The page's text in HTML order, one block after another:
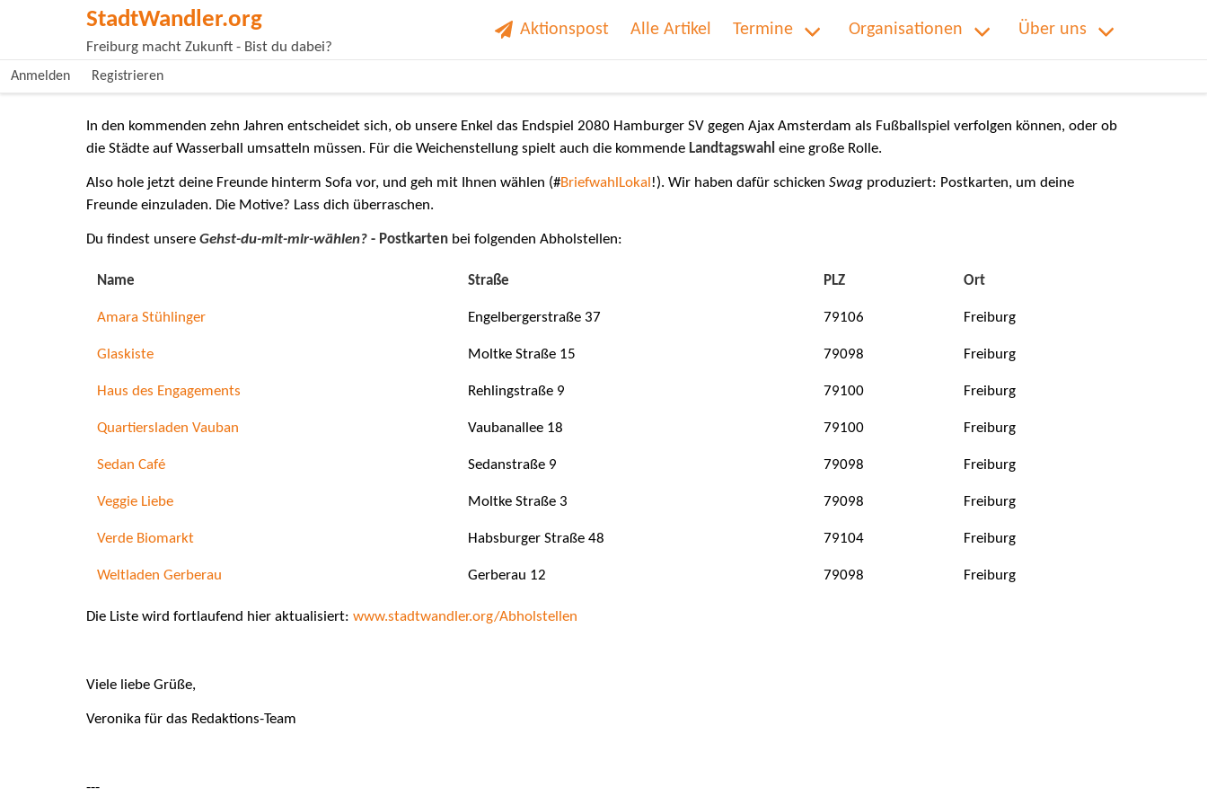
StadtWandler.org
Freiburg macht Zukunft - Bist du dabei?
Aktionspost Alle Artikel Termine Organisationen Über uns
Anmelden Registrieren
In den kommenden zehn Jahren entscheidet sich, ob unsere Enkel das Endspiel 2080 Hamburger SV gegen Ajax Amsterdam als Fußballspiel verfolgen können, oder ob
die Städte auf Wasserball umsatteln müssen. Für die Weichenstellung spielt auch die kommende Landtagswahl eine große Rolle.
Also hole jetzt deine Freunde hinterm Sofa vor, und geh mit Ihnen wählen (#BriefwahlLokal !). Wir haben dafür schicken Swag produziert: Postkarten, um deine
Freunde einzuladen. Die Motive? Lass dich überraschen.
Du findest unsere Gehst-du-mit-mir-wählen? - Postkarten bei folgenden Abholstellen:
Name Straße PLZ Ort
Amara Stühlinger Engelbergerstraße 37 79106 Freiburg
Glaskiste Moltke Straße 15 79098 Freiburg
Haus des Engagements Rehlingstraße 9 79100 Freiburg
Quartiersladen Vauban Vaubanallee 18 79100 Freiburg
Sedan Café Sedanstraße 9 79098 Freiburg
Veggie Liebe Moltke Straße 3 79098 Freiburg
Verde Biomarkt Habsburger Straße 48 79104 Freiburg
Weltladen Gerberau Gerberau 12 79098 Freiburg
Die Liste wird fortlaufend hier aktualisiert: www.stadtwandler.org/Abholstellen
Viele liebe Grüße,
Veronika für das Redaktions-Team
---